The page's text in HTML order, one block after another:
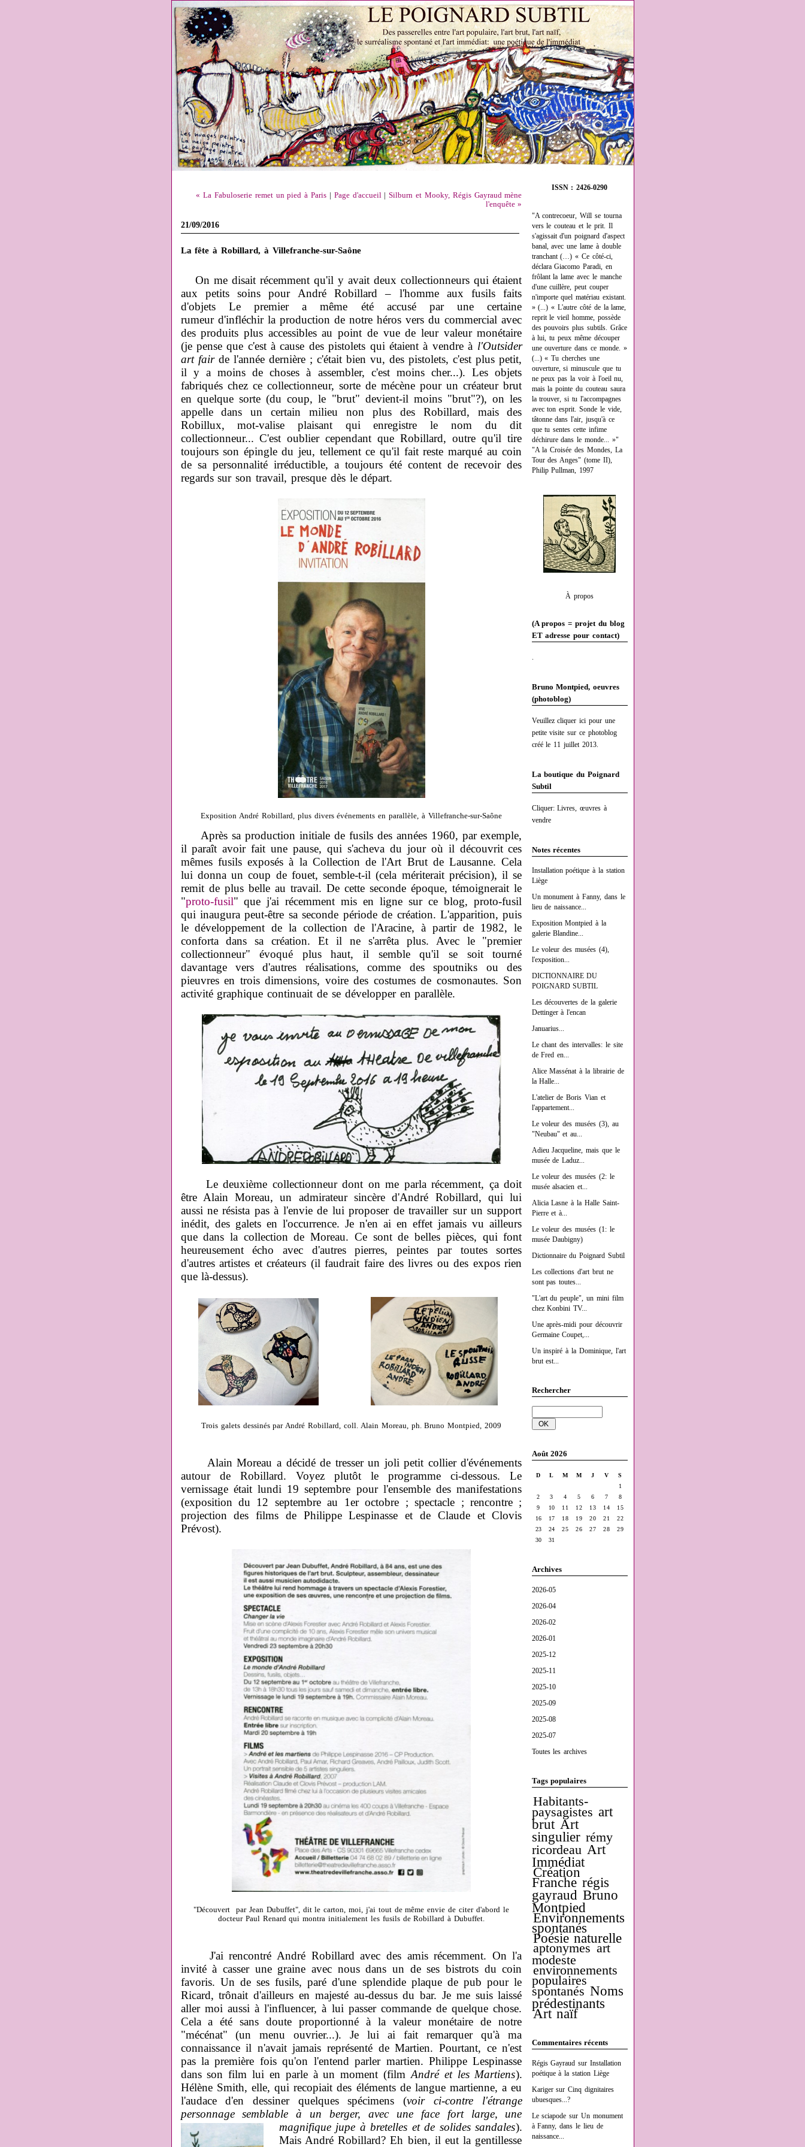
ISSN : 2426-0290
"A contrecoeur, Will se tourna
vers le couteau et le prit. Il
s'agissait d'un poignard d'aspect
banal, avec une lame à double
tranchant (…) « Ce côté-ci,
déclara Giacomo Paradi, en
frôlant la lame avec le manche
d'une cuillère, peut couper
n'importe quel matériau existant.
» (...) « L'autre côté de la lame,
reprit le vieil homme, possède
des pouvoirs plus subtils. Grâce
à lui, tu peux même découper
une ouverture dans ce monde. »
(...) « Tu cherches une
ouverture, si minuscule que tu
ne peux pas la voir à l'oeil nu,
mais la pointe du couteau saura
la trouver, si tu l'accompagnes
avec ton esprit. Sonde le vide,
tâtonne dans l'air, jusqu'à ce
que tu sentes cette infime
déchirure dans le monde... »"
"A la Croisée des Mondes, La
Tour des Anges" (tome II),
Philip Pullman, 1997
À propos
(A propos = projet du blog
ET adresse pour contact)
.
Bruno Montpied, oeuvres
(photoblog)
Veuillez cliquer ici pour une
petite visite sur ce photoblog
créé le 11 juillet 2013.
La boutique du Poignard
Subtil
Cliquer: Livres, œuvres à
vendre
Notes récentes
Installation poétique à la station
Liège
Un monument à Fanny, dans le
lieu de naissance...
Exposition Montpied à la
galerie Blandine...
Le voleur des musées (4),
l'exposition...
DICTIONNAIRE DU
POIGNARD SUBTIL
Les découvertes de la galerie
Dettinger à l'encan
Januarius...
Le chant des intervalles: le site
de Fred en...
Alice Massénat à la librairie de
la Halle...
L'atelier de Boris Vian et
l'appartement...
Le voleur des musées (3), au
"Neubau" et au...
Adieu Jacqueline, mais que le
musée de Laduz...
Le voleur des musées (2: le
musée alsacien et...
Alicia Lasne à la Halle Saint-
Pierre et à...
Le voleur des musées (1: le
musée Daubigny)
Dictionnaire du Poignard Subtil
Les collections d'art brut ne
sont pas toutes...
"L'art du peuple", un mini film
chez Konbini TV...
Une après-midi pour découvrir
Germaine Coupet,...
Un inspiré à la Dominique, l'art
brut est...
Rechercher
Août 2026
D L M M J V
S
1
2
3 4 5 6 7
8
9
10 11 12 13 14
15
16
17 18 19 20 21
22
23
24 25 26 27 28
29
30
31
Archives
2026-05
2026-04
2026-02
2026-01
2025-12
2025-11
2025-10
2025-09
2025-08
2025-07
Toutes les archives
Tags populaires
Habitants-
paysagistes art
brut Art
singulier rémy
ricordeau Art
Immédiat
Création
Franche régis
gayraud Bruno
Montpied
Environnements
spontanés
Poésie naturelle
aptonymes art
modeste
environnements
populaires
spontanés Noms
prédestinants
Art naïf
Commentaires récents
Régis Gayraud surInstallation
poétique à la station Liège
KarigersurCinq dignitaires
ubuesques...?
Le sciapode surUn monument
à Fanny, dans le lieu de
naissance...
« La Fabuloserie remet un pied à Paris Page d'accueil|Silburn et Mooky, Régis Gayraud mène
l'enquête »
21/09/2016
La fête à Robillard, à Villefranche-sur-Saône
On me disait récemment qu'il y avait deux collectionneurs qui étaient
aux petits soins pour André Robillard – l'homme aux fusils faits
d'objets Le premier a même été accusé par une certaine
rumeur d'infléchir la production de notre héros vers du commercial avec
des produits plus accessibles au point de vue de leur valeur monétaire
(je pense que c'est à cause des pistolets qui étaient à vendre à l'Outsider
art fairde l'année dernière ; c'était bien vu, des pistolets, c'est plus petit,
il y a moins de choses à assembler, c'est moins cher...). Les objets
fabriqués chez ce collectionneur, sorte de mécène pour un créateur brut
en quelque sorte (du coup, le "brut" devient-il moins "brut"?), on les
appelle dans un certain milieu non plus des Robillard, mais des
Robillux, mot-valise plaisant qui enregistre le nom du dit
collectionneur... C'est oublier cependant que Robillard, outre qu'il tire
toujours son épingle du jeu, tellement ce qu'il fait reste marqué au coin
de sa personnalité irréductible, a toujours été content de recevoir des
regards sur son travail, presque dès le départ.
Exposition André Robillard, plus divers événements en parallèle, à Villefranche-sur-Saône
Après sa production initiale de fusils des années 1960, par exemple,
il paraît avoir fait une pause, qui s'acheva du jour où il découvrit ces
mêmes fusils exposés à la Collection de l'Art Brut de Lausanne. Cela
lui donna un coup de fouet, semble-t-il (cela mériterait précision), il se
remit de plus belle au travail. De cette seconde époque, témoignerait le
"proto-fusil" que j'ai récemment mis en ligne sur ce blog, proto-fusil
qui inaugura peut-être sa seconde période de création. L'apparition, puis
le développement de la collection de l'Aracine, à partir de 1982, le
conforta dans sa création. Et il ne s'arrêta plus. Avec le "premier
collectionneur" évoqué plus haut, il semble qu'il se soit tourné
davantage vers d'autres réalisations, comme des spoutniks ou des
pieuvres en trois dimensions, voire des costumes de cosmonautes. Son
activité graphique continuait de se développer en parallèle.
Le deuxième collectionneur dont on me parla récemment, ça doit
être Alain Moreau, un admirateur sincère d'André Robillard, qui lui
aussi ne résista pas à l'envie de lui proposer de travailler sur un support
inédit, des galets en l'occurrence. Je n'en ai en effet jamais vu ailleurs
que dans la collection de Moreau. Ce sont de belles pièces, qui font
heureusement écho avec d'autres pierres, peintes par toutes sortes
d'autres artistes et créateurs (il faudrait faire des livres ou des expos rien
que là-dessus).
Trois galets dessinés par André Robillard, coll. Alain Moreau, ph. Bruno Montpied, 2009
Alain Moreau a décidé de tresser un joli petit collier d'événements
autour de Robillard. Voyez plutôt le programme ci-dessous. Le
vernissage était lundi 19 septembre pour l'ensemble des manifestations
(exposition du 12 septembre au 1er octobre ; spectacle ; rencontre ;
projection des films de Philippe Lespinasse et de Claude et Clovis
Prévost).
"Découvert par Jean Dubuffet", dit le carton, moi, j'ai tout de même envie de citer d'abord le
docteur Paul Renard qui montra initialement les fusils de Robillard à Dubuffet.
J'ai rencontré André Robillard avec des amis récemment. On l'a
invité à casser une graine avec nous dans un de ses bistrots du coin
favoris. Un de ses fusils, paré d'une splendide plaque de pub pour le
Ricard, trônait d'ailleurs en majesté au-dessus du bar. Je me suis laissé
aller moi aussi à l'influencer, à lui passer commande de quelque chose.
Cela a été sans doute proportionné à la valeur monétaire de notre
"mécénat" (un menu ouvrier...). Je lui ai fait remarquer qu'à ma
connaissance il n'avait jamais représenté de Martien. Pourtant, ce n'est
pas la première fois qu'on l'entend parler martien. Philippe Lespinasse
dans son film lui en parle à un moment (film André et les Martiens).
Hélène Smith, elle, qui recopiait des éléments de langue martienne, a eu
l'audace d'en dessiner quelques spécimens (voir ci-contre l'étrange
personnage semblable à un berger, avec une face fort large, une
magnifique jupe à bretelles et de solides sandales).
Mais André Robillard? Eh bien, il eut la gentillesse